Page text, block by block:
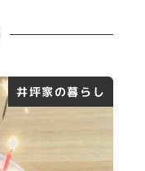
井坪家の暮らし